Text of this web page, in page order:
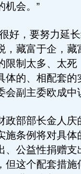
机会。”
，要努力延长
，藏富于企，藏
限制太多、太死
的、相配套的
会副主委欧成中
部部长金人庆
施条例将对具体
、公益性捐赠支
但这个配套措施